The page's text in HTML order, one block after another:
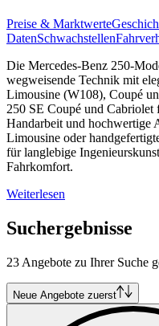
Preise & Marktwerte
DatenSchwachstellen
Die Mercedes-Benz 250-
wegweisende Technik mit
Limousine (W108), Coupé
250 SE Coupé und
Handarbeit und hochwertige
Limousine oder
für langlebige
Fahrkomfort.
Weiterlesen
Suchergebnisse
23 Angebote zu Ihrer Suche
Neue Angebote zuerst